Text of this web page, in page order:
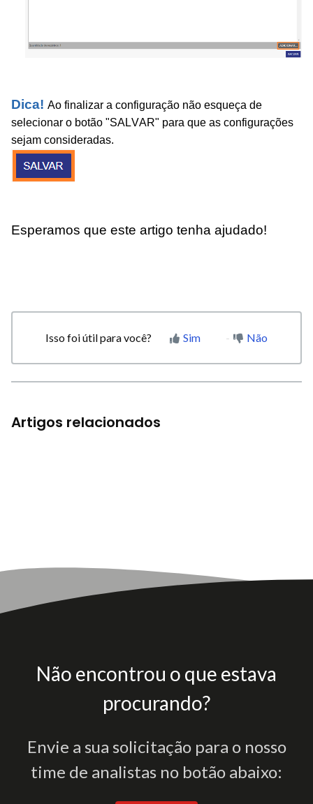
Dica! Ao finalizar a configuração não esqueça de
selecionar o botão "SALVAR" para que as configurações
sejam consideradas.
Esperamos que este artigo tenha ajudado!
Isso foi útil para você? Sim Não
Artigos relacionados
Não encontrou o que estava
procurando?
Envie a sua solicitação para o nosso
time de analistas no botão abaixo: